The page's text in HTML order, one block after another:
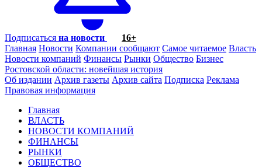
Подписаться на новости
16+
Главная Новости Компании сообщают Самое читаемое Власть
Новости компаний Финансы Рынки Общество Бизнес
Ростовской области: новейшая история
Об издании Архив газеты Архив сайта Подписка Реклама
Правовая информация
Главная
ВЛАСТЬ
НОВОСТИ КОМПАНИЙ
ФИНАНСЫ
РЫНКИ
ОБЩЕСТВО